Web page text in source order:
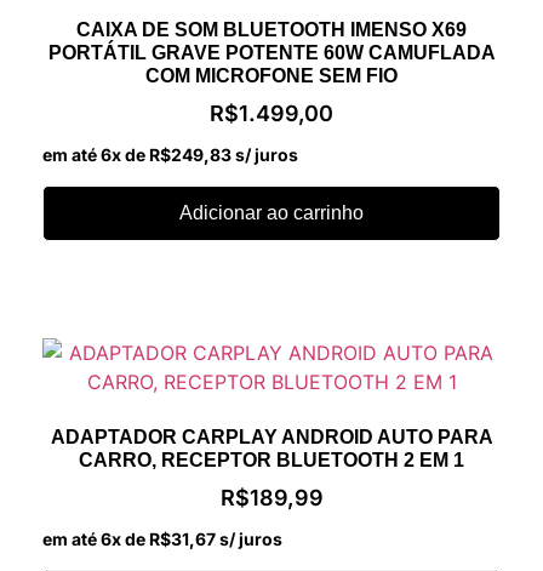
CAIXA DE SOM BLUETOOTH IMENSO X69
PORTÁTIL GRAVE POTENTE 60W CAMUFLADA
COM MICROFONE SEM FIO
R$1.499,00
em até 6x de R$249,83s/ juros
Adicionar ao carrinho
ADAPTADOR CARPLAY ANDROID AUTO PARA
CARRO, RECEPTOR BLUETOOTH 2 EM 1
R$189,99
em até 6x de R$31,67s/ juros